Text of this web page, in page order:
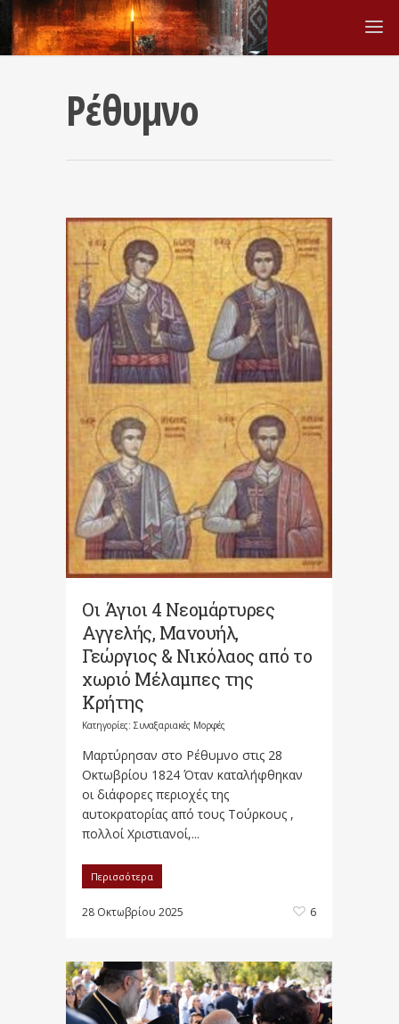
Ρέθυμνο
Οι Άγιοι 4 Νεομάρτυρες
Αγγελής, Μανουήλ,
Γεώργιος & Νικόλαος από το
χωριό Μέλαμπες της
Κρήτης
Κατηγορίες: Συναξαριακές Μορφές
Μαρτύρησαν στο Ρέθυμνο στις 28
Οκτωβρίου 1824 Όταν καταλήφθηκαν
οι διάφορες περιοχές της
αυτοκρατορίας από τους Τούρκους ,
πολλοί Χριστιανοί,...
Περισσότερα
28 Οκτωβρίου 2025 6